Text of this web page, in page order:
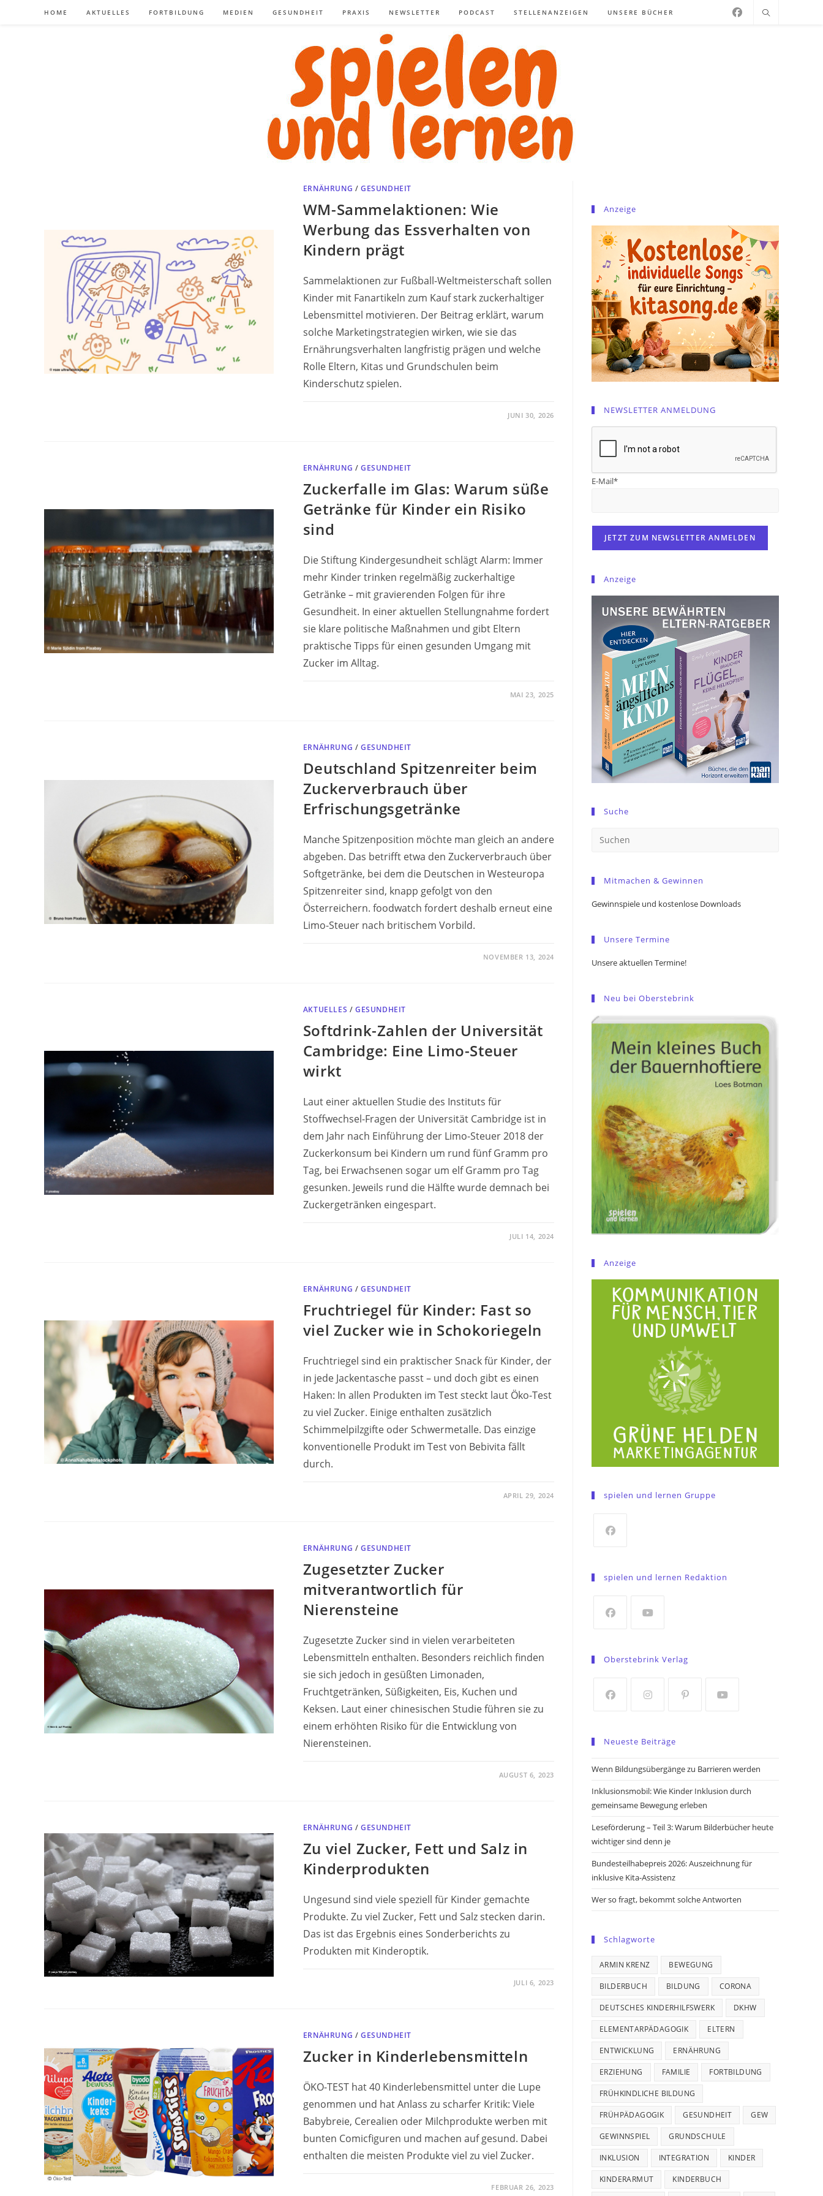
HOME AKTUELLES FORTBILDUNG MEDIEN GESUNDHEIT PRAXIS NEWSLETTER PODCAST STELLENANZEIGEN UNSERE BÜCHER
ERNÄHRUNG /GESUNDHEIT
WM-Sammelaktionen: Wie
Werbung das Essverhalten von
Kindern prägt
Sammelaktionen zur Fußball-Weltmeisterschaft sollen
Kinder mit Fanartikeln zum Kauf stark zuckerhaltiger
Lebensmittel motivieren. Der Beitrag erklärt, warum
solche Marketingstrategien wirken, wie sie das
Ernährungsverhalten langfristig prägen und welche
Rolle Eltern, Kitas und Grundschulen beim
Kinderschutz spielen.
JUNI 30, 2026
ERNÄHRUNG /GESUNDHEIT
Zuckerfalle im Glas: Warum süße
Getränke für Kinder ein Risiko
sind
Die Stiftung Kindergesundheit schlägt Alarm: Immer
mehr Kinder trinken regelmäßig zuckerhaltige
Getränke – mit gravierenden Folgen für ihre
Gesundheit. In einer aktuellen Stellungnahme fordert
sie klare politische Maßnahmen und gibt Eltern
praktische Tipps für einen gesunden Umgang mit
Zucker im Alltag.
MAI 23, 2025
ERNÄHRUNG /GESUNDHEIT
Deutschland Spitzenreiter beim
Zuckerverbrauch über
Erfrischungsgetränke
Manche Spitzenposition möchte man gleich an andere
abgeben. Das betrifft etwa den Zuckerverbrauch über
Softgetränke, bei dem die Deutschen in Westeuropa
Spitzenreiter sind, knapp gefolgt von den
Österreichern. foodwatch fordert deshalb erneut eine
Limo-Steuer nach britischem Vorbild.
NOVEMBER 13, 2024
AKTUELLES /GESUNDHEIT
Softdrink-Zahlen der Universität
Cambridge: Eine Limo-Steuer
wirkt
Laut einer aktuellen Studie des Instituts für
Stoffwechsel-Fragen der Universität Cambridge ist in
dem Jahr nach Einführung der Limo-Steuer 2018 der
Zuckerkonsum bei Kindern um rund fünf Gramm pro
Tag, bei Erwachsenen sogar um elf Gramm pro Tag
gesunken. Jeweils rund die Hälfte wurde demnach bei
Zuckergetränken eingespart.
JULI 14, 2024
ERNÄHRUNG /GESUNDHEIT
Fruchtriegel für Kinder: Fast so
viel Zucker wie in Schokoriegeln
Fruchtriegel sind ein praktischer Snack für Kinder, der
in jede Jackentasche passt – und doch gibt es einen
Haken: In allen Produkten im Test steckt laut Öko-Test
zu viel Zucker. Einige enthalten zusätzlich
Schimmelpilzgifte oder Schwermetalle. Das einzige
konventionelle Produkt im Test von Bebivita fällt
durch.
APRIL 29, 2024
ERNÄHRUNG /GESUNDHEIT
Zugesetzter Zucker
mitverantwortlich für
Nierensteine
Zugesetzte Zucker sind in vielen verarbeiteten
Lebensmitteln enthalten. Besonders reichlich finden
sie sich jedoch in gesüßten Limonaden,
Fruchtgetränken, Süßigkeiten, Eis, Kuchen und
Keksen. Laut einer chinesischen Studie führen sie zu
einem erhöhten Risiko für die Entwicklung von
Nierensteinen.
AUGUST 6, 2023
ERNÄHRUNG /GESUNDHEIT
Zu viel Zucker, Fett und Salz in
Kinderprodukten
Ungesund sind viele speziell für Kinder gemachte
Produkte. Zu viel Zucker, Fett und Salz stecken darin.
Das ist das Ergebnis eines Sonderberichts zu
Produkten mit Kinderoptik.
JULI 6, 2023
ERNÄHRUNG /GESUNDHEIT
Zucker in Kinderlebensmitteln
ÖKO-TEST hat 40 Kinderlebensmittel unter die Lupe
genommen und hat Anlass zu scharfer Kritik: Viele
Babybreie, Cerealien oder Milchprodukte werben mit
bunten Comicfiguren und machen auf gesund. Dabei
enthalten die meisten Produkte viel zu viel Zucker.
FEBRUAR 26, 2023
Anzeige
NEWSLETTER ANMELDUNG
E-Mail*
Anzeige
Suche
Mitmachen & Gewinnen
Gewinnspiele und kostenlose Downloads
Unsere Termine
Unsere aktuellen Termine!
Neu bei Oberstebrink
Anzeige
spielen und lernen Gruppe
a
tab
spielen und lernen Redaktion
a
tab
Oberstebrink Verlag
a
new
a
new
new
Neueste Beiträge
Wenn Bildungsübergänge zu Barrieren werden
Inklusionsmobil: Wie Kinder Inklusion durch
gemeinsame Bewegung erleben
Leseförderung – Teil 3: Warum Bilderbücher heute
wichtiger sind denn je
Bundesteilhabepreis 2026: Auszeichnung für
inklusive Kita-Assistenz
Wer so fragt, bekommt solche Antworten
Schlagworte
ARMIN KRENZ BEWEGUNG
BILDERBUCH BILDUNG CORONA
DEUTSCHES KINDERHILFSWERK DKHW
ELEMENTARPÄDAGOGIK ELTERN
ENTWICKLUNG ERNÄHRUNG
ERZIEHUNG FAMILIE FORTBILDUNG
FRÜHKINDLICHE BILDUNG
FRÜHPÄDAGOGIK GESUNDHEIT GEW
GEWINNSPIEL GRUNDSCHULE
INKLUSION INTEGRATION KINDER
KINDERARMUT KINDERBUCH